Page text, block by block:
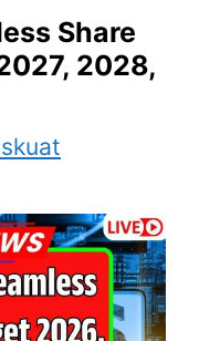
Share
2028,